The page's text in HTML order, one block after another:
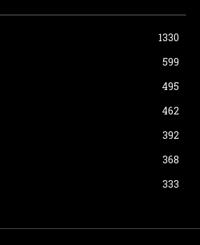
1330
599
495
462
392
368
333